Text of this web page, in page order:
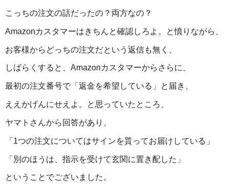
こっちの注文の話だったの？両方なの？
Amazonカスタマーはきちんと確認しろよ。と憤りながら、
お客様からどっちの注文だという返信も無く、
しばらくすると、Amazonカスタマーからさらに、
最初の注文番号で「返金を希望している」と届き、
ええかげんにせえよ。と思っていたところ、
ヤマトさんから回答があり、
「1つの注文についてはサインを貰ってお届けしている」
「別のほうは、指示を受けて玄関に置き配した」
ということでございました。